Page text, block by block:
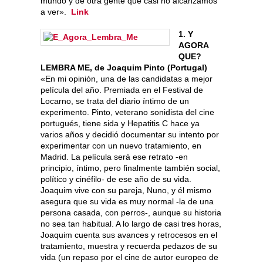
a ver».
Link
1. Y
AGORA
QUE?
LEMBRA ME, de Joaquim Pinto (Portugal)
«En mi opinión, una de las candidatas a mejor
película del año. Premiada en el Festival de
Locarno, se trata del diario íntimo de un
experimento. Pinto, veterano sonidista del cine
portugués, tiene sida y Hepatitis C hace ya
varios años y decidió documentar su intento por
experimentar con un nuevo tratamiento, en
Madrid. La película será ese retrato -en
principio, íntimo, pero finalmente también social,
político y cinéfilo- de ese año de su vida.
Joaquim vive con su pareja, Nuno, y él mismo
asegura que su vida es muy normal -la de una
persona casada, con perros-, aunque su historia
no sea tan habitual. A lo largo de casi tres horas,
Joaquim cuenta sus avances y retrocesos en el
tratamiento, muestra y recuerda pedazos de su
vida (un repaso por el cine de autor europeo de